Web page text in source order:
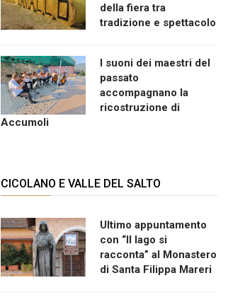
della fiera tra
tradizione e spettacolo
I suoni dei maestri del
passato
accompagnano la
ricostruzione di
Accumoli
CICOLANO E VALLE DEL SALTO
Ultimo appuntamento
con “Il lago si
racconta” al Monastero
di Santa Filippa Mareri